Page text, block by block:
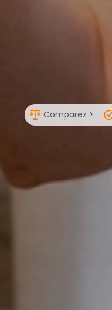
Comparez >